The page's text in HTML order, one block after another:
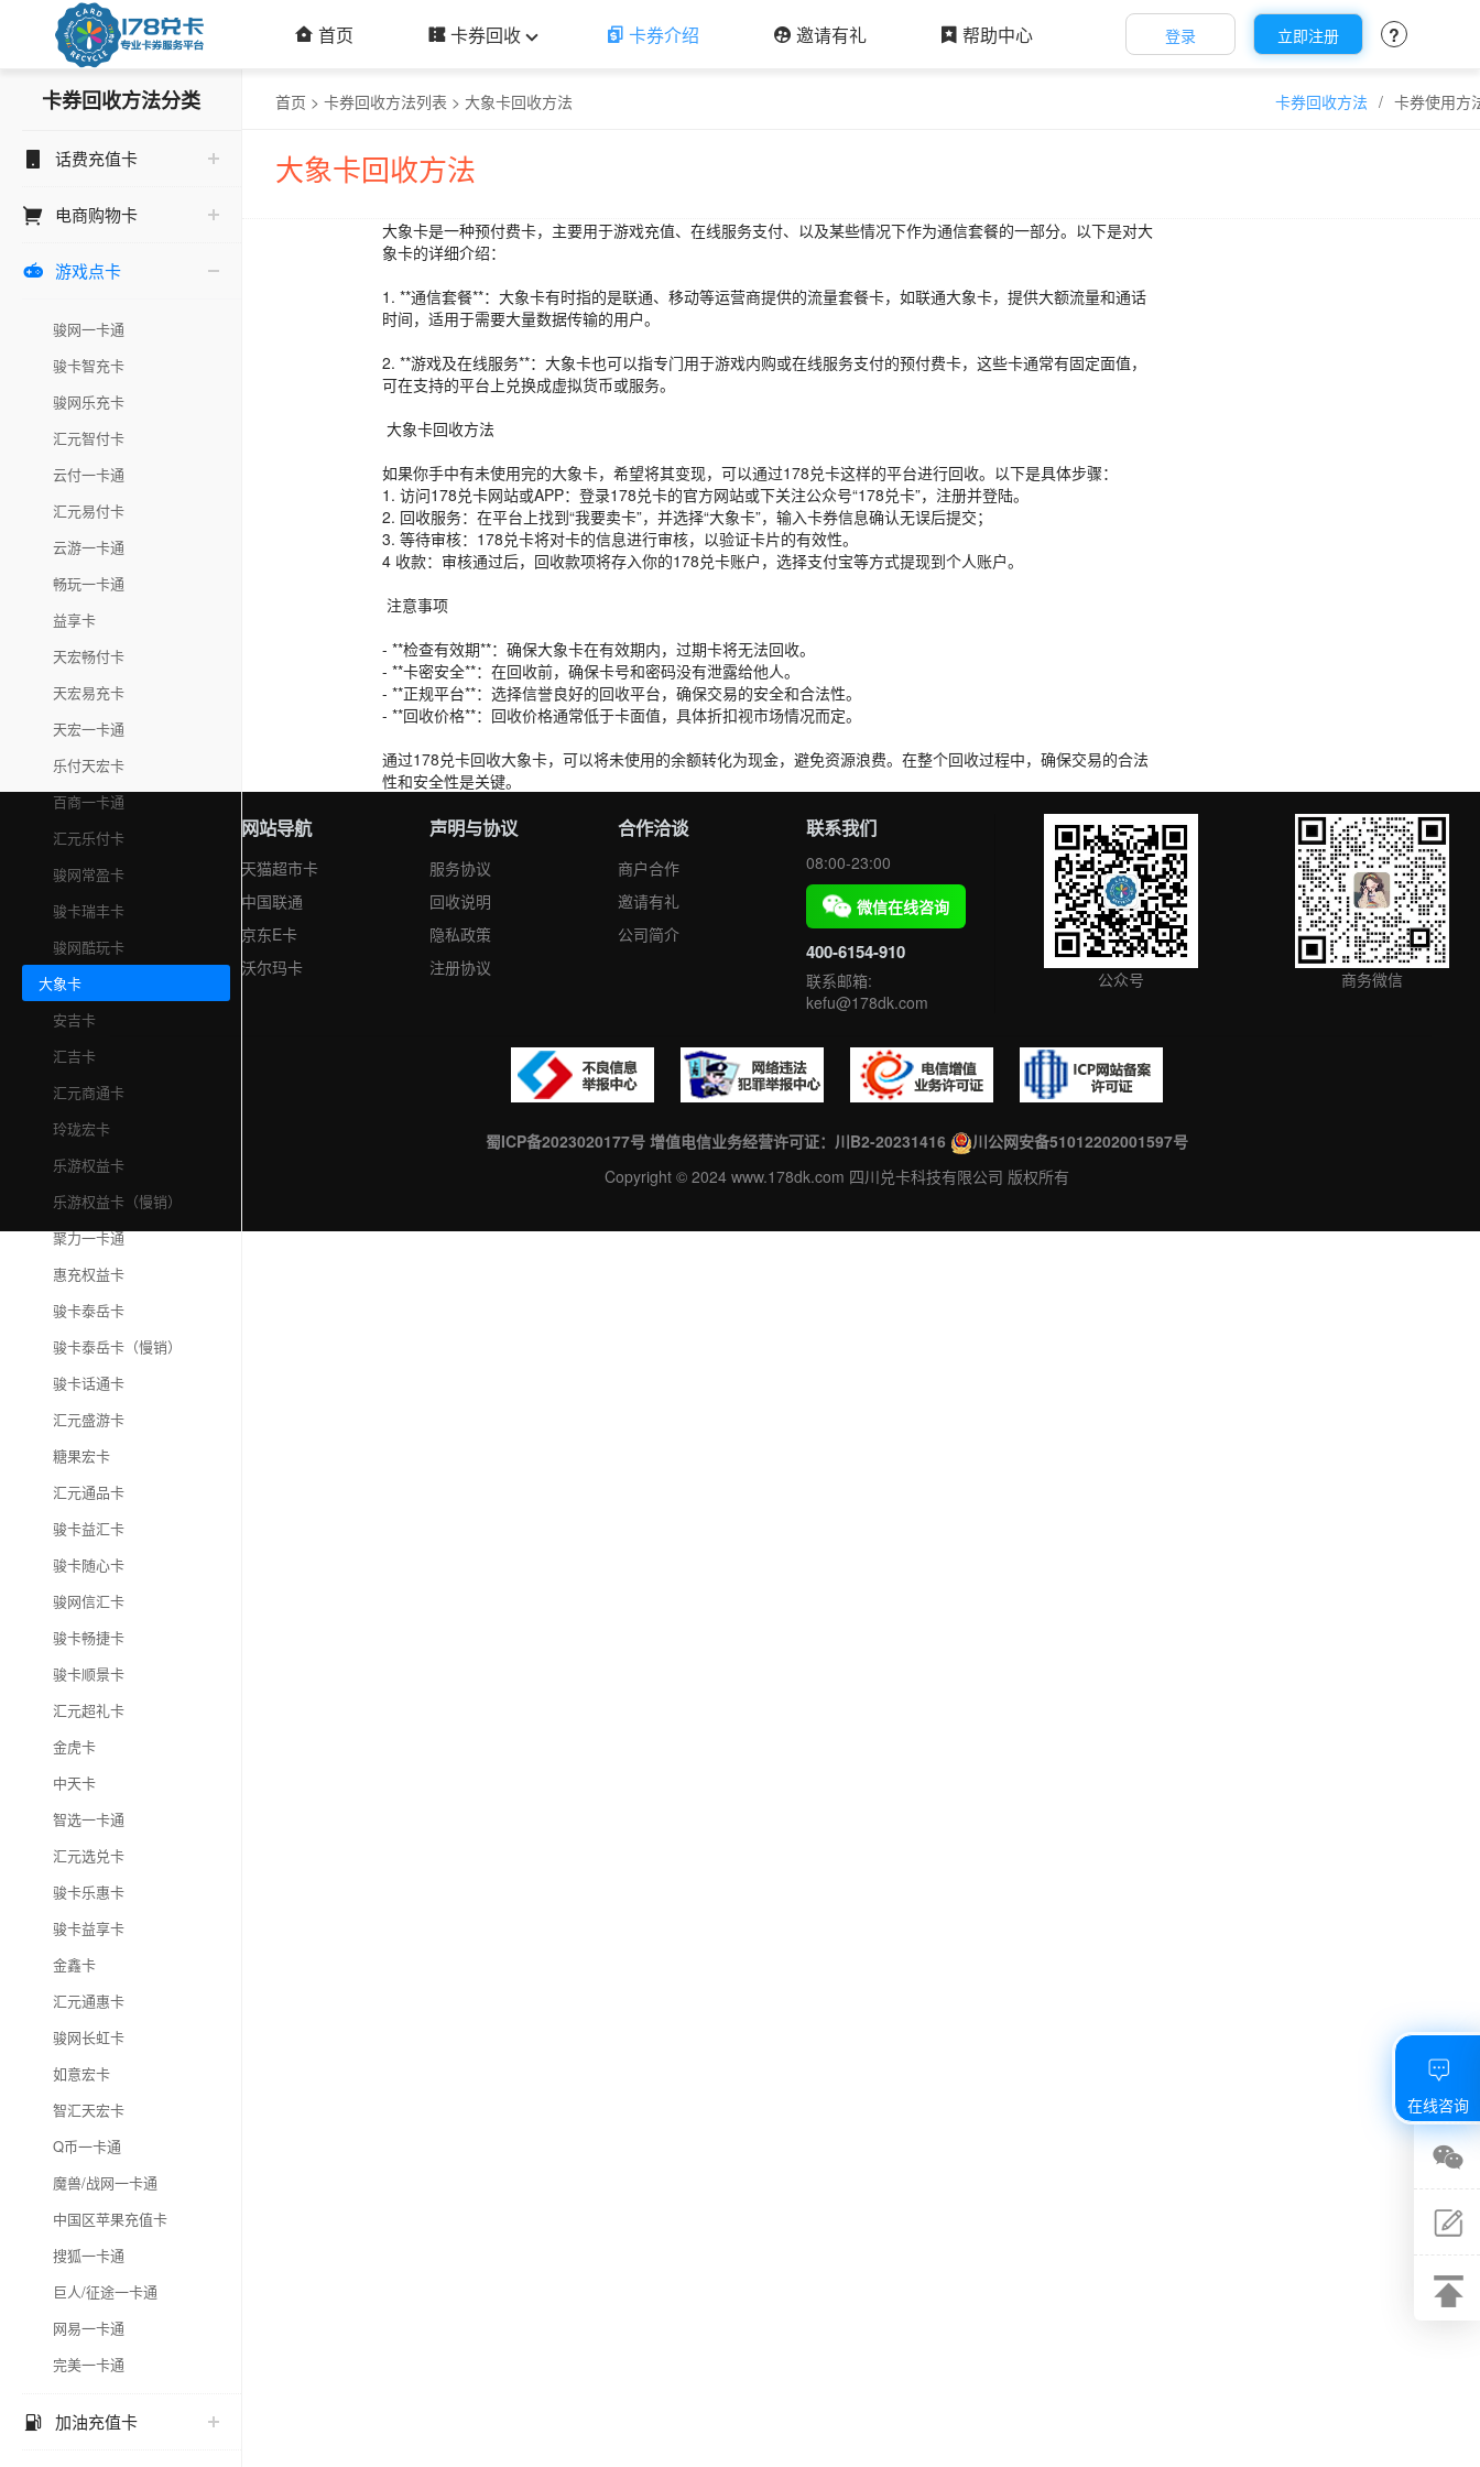
首页 卡券回收 卡券介绍 邀请有礼 帮助中心 登录 立即注册 ?
卡券回收方法分类
话费充值卡
电商购物卡
 游戏点卡
骏网一卡通
骏卡智充卡
骏网乐充卡
汇元智付卡
云付一卡通
汇元易付卡
云游一卡通
畅玩一卡通
益享卡
天宏畅付卡
天宏易充卡
天宏一卡通
乐付天宏卡
百商一卡通
汇元乐付卡
骏网常盈卡
骏卡瑞丰卡
骏网酷玩卡
大象卡
安吉卡
汇吉卡
汇元商通卡
玲珑宏卡
乐游权益卡
乐游权益卡（慢销）
聚力一卡通
惠充权益卡
骏卡泰岳卡
骏卡泰岳卡（慢销）
骏卡话通卡
汇元盛游卡
糖果宏卡
汇元通品卡
骏卡益汇卡
骏卡随心卡
骏网信汇卡
骏卡畅捷卡
骏卡顺景卡
汇元超礼卡
金虎卡
中天卡
智选一卡通
汇元选兑卡
骏卡乐惠卡
骏卡益享卡
金鑫卡
汇元通惠卡
骏网长虹卡
如意宏卡
智汇天宏卡
Q币一卡通
魔兽/战网一卡通
中国区苹果充值卡
搜狐一卡通
巨人/征途一卡通
网易一卡通
完美一卡通
 加油充值卡
首页 > 卡券回收方法列表 > 大象卡回收方法 卡券回收方法 / 卡券使用方
大象卡回收方法
大象卡是一种预付费卡，主要用于游戏充值、在线服务支付、以及某些情况下作为通信套餐的一部分。以下是对大
象卡的详细介绍：
1. **通信套餐**：大象卡有时指的是联通、移动等运营商提供的流量套餐卡，如联通大象卡，提供大额流量和通话
时间，适用于需要大量数据传输的用户。
2. **游戏及在线服务**：大象卡也可以指专门用于游戏内购或在线服务支付的预付费卡，这些卡通常有固定面值，
可在支持的平台上兑换成虚拟货币或服务。
大象卡回收方法
如果你手中有未使用完的大象卡，希望将其变现，可以通过178兑卡这样的平台进行回收。以下是具体步骤：
1. 访问178兑卡网站或APP：登录178兑卡的官方网站或下关注公众号“178兑卡”，注册并登陆。
2. 回收服务：在平台上找到“我要卖卡”，并选择“大象卡”，输入卡券信息确认无误后提交；
3. 等待审核：178兑卡将对卡的信息进行审核，以验证卡片的有效性。
4 收款：审核通过后，回收款项将存入你的178兑卡账户，选择支付宝等方式提现到个人账户。
注意事项
- **检查有效期**：确保大象卡在有效期内，过期卡将无法回收。
- **卡密安全**：在回收前，确保卡号和密码没有泄露给他人。
- **正规平台**：选择信誉良好的回收平台，确保交易的安全和合法性。
- **回收价格**：回收价格通常低于卡面值，具体折扣视市场情况而定。
通过178兑卡回收大象卡，可以将未使用的余额转化为现金，避免资源浪费。在整个回收过程中，确保交易的合法
性和安全性是关键。
网站导航
天猫超市卡
中国联通
京东E卡
沃尔玛卡
声明与协议
服务协议
回收说明
隐私政策
注册协议
合作洽谈
商户合作
邀请有礼
公司简介
联系我们
08:00-23:00
微信在线咨询
400-6154-910
联系邮箱:
kefu@178dk.com
公众号 商务微信
蜀ICP备2023020177号 增值电信业务经营许可证：川B2-20231416
川公网安备51012202001597号
Copyright © 2024 www.178dk.com 四川兑卡科技有限公司 版权所有
在线咨询
微信
反馈